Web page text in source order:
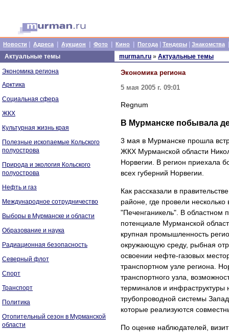
Новости Адреса Аукцион Фото Кино Погода Тендеры Знакомства
Актуальные темы
Экономика региона
Арктика
Социальная сфера
ЖКХ
Культурная жизнь края
Полезные ископаемые Кольского
полуострова
Природа и экология Кольского
полуострова
Нефть и газ
Международное сотрудничество
Выборы в Мурманске и области
Образование и наука
Радиационная безопасность
Северный флот
Спорт
Транспорт
Политика
Отопительный сезон в Мурманской
области
murman.ru » Актуальные темы
Экономика региона
5 мая 2005 г. 09:01
Regnum
В Мурманске побывала
3 мая в Мурманске прошла
ЖКХ Мурманской области
Норвегии. В регион приехала
всех губерний Норвегии.
Как рассказали в
районе, где провели
"Печенганикель". В областном
потенциале Мурманской
крупная промышленность
окружающую среду, рыбная
освоении нефте-газовых
транспортном узле региона.
транспортного узла,
терминалов и инфраструктуры
трубопроводной системы
которые реализуются
По оценке наблюдателей,